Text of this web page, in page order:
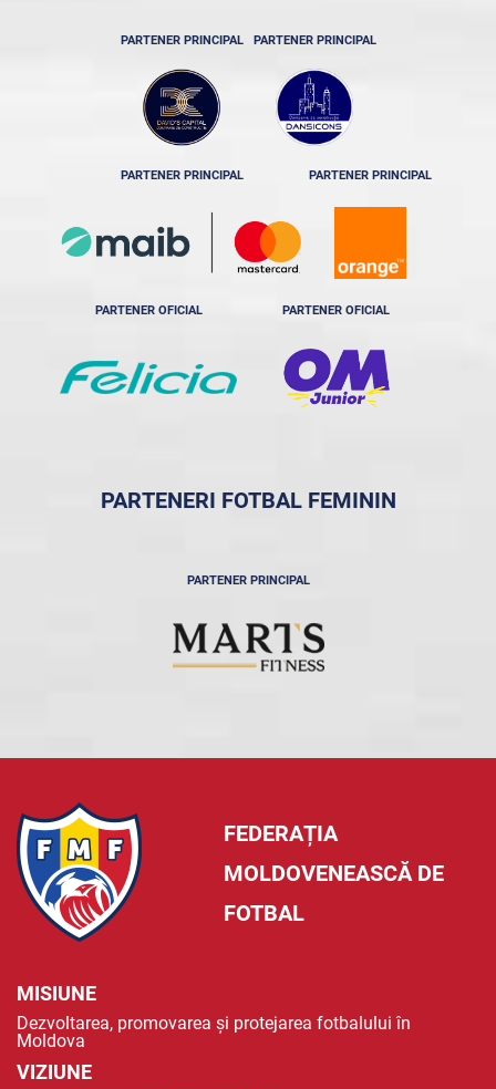
PARTENER PRINCIPAL PARTENER PRINCIPAL
PARTENER PRINCIPAL PARTENER PRINCIPAL
PARTENER OFICIAL PARTENER OFICIAL
PARTENERI FOTBAL FEMININ
PARTENER PRINCIPAL
FEDERAȚIA
MOLDOVENEASCĂ DE
FOTBAL
MISIUNE
Dezvoltarea, promovarea și protejarea fotbalului în
Moldova
VIZIUNE